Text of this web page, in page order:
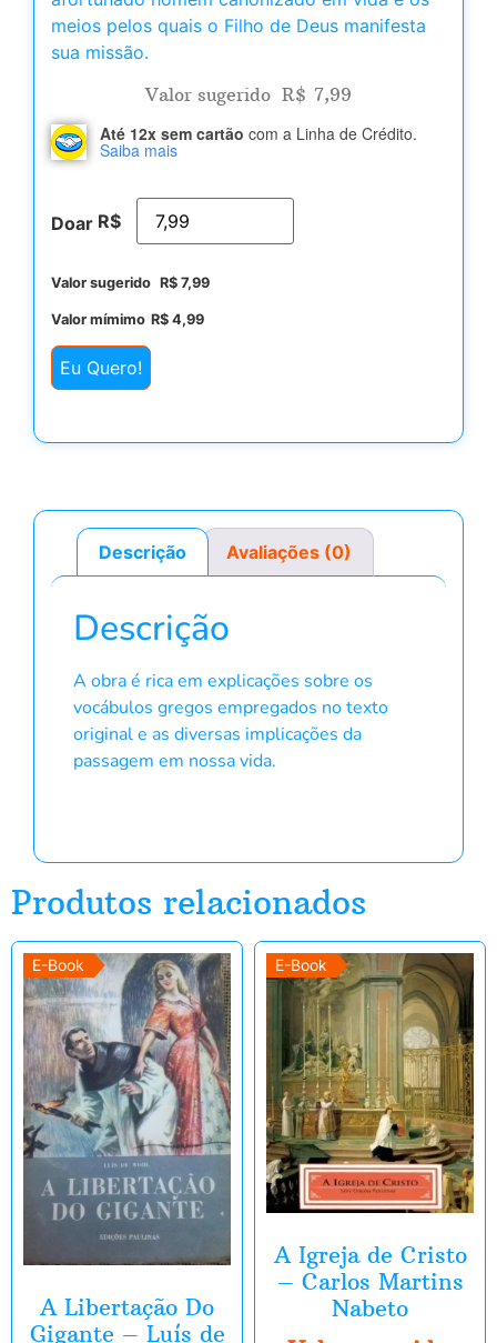
meios pelos quais o Filho de Deus manifesta
sua missão.
Valor sugerido R$ 7,99
Até 12x sem cartão com a Linha de Crédito.
Saiba mais
Doar R$
Valor sugerido R$ 7,99
Valor mímimo R$ 4,99
Eu Quero!
Descrição Avaliações (0)
Descrição
A obra é rica em explicações sobre os
vocábulos gregos empregados no texto
original e as diversas implicações da
passagem em nossa vida.
Produtos relacionados
E-Book
A Libertação Do
Gigante – Luís de
E-Book
A Igreja de Cristo
– Carlos Martins
Nabeto